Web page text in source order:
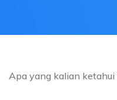
Apa yang kalian